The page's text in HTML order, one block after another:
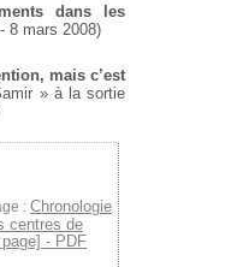
dans les
8 mars 2008)
mais c’est
» à la sortie
: Chronologie
centres de
- PDF